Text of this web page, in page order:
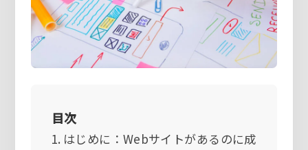
目次
はじめに：Webサイトがあるのに成